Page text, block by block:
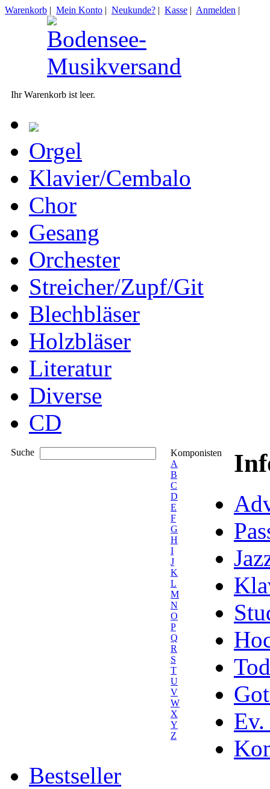
Warenkorb | Mein Konto | Neukunde? | Kasse | Anmelden |
Ihr Warenkorb ist leer.
Orgel
Klavier/Cembalo
Chor
Gesang
Orchester
Streicher/Zupf/Git
Blechbläser
Holzbläser
Literatur
Diverse
CD
Suche
Komponisten
A
B
C
D
E
F
G
H
I
J
K
L
M
N
O
P
Q
R
S
T
U
V
W
X
Y
Z
Ev.
Bestseller